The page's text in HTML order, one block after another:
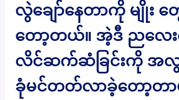
လွဲချော်နေတာကို မျိုး
တော့တယ်။ အဲ့ဒီ ညလေး
လိင်ဆက်ဆံခြင်းကို အလွ
ခုံမင်တတ်လာခဲ့တော့တာပ